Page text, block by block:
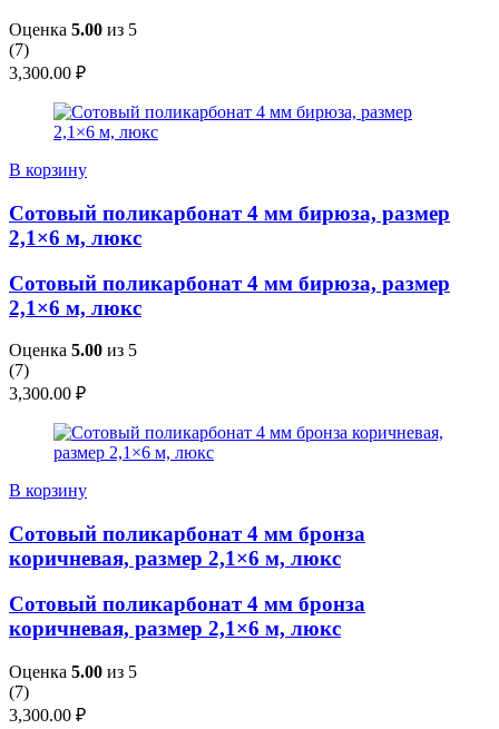
Оценка 5.00 из 5
(7)
3,300.00 ₽
В корзину
Сотовый поликарбонат 4 мм бирюза, размер
2,1×6 м, люкс
Сотовый поликарбонат 4 мм бирюза, размер
2,1×6 м, люкс
Оценка 5.00 из 5
(7)
3,300.00 ₽
В корзину
Сотовый поликарбонат 4 мм бронза
коричневая, размер 2,1×6 м, люкс
Сотовый поликарбонат 4 мм бронза
коричневая, размер 2,1×6 м, люкс
Оценка 5.00 из 5
(7)
3,300.00 ₽